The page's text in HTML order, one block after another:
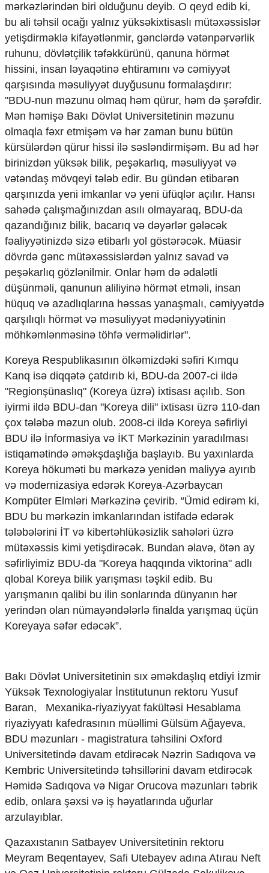
mərkəzlərindən biri olduğunu deyib. O qeyd edib ki,
bu ali təhsil ocağı yalnız yüksəkixtisaslı mütəxəssislər
yetişdirməklə kifayətlənmir, gənclərdə vətənpərvərlik
ruhunu, dövlətçilik təfəkkürünü, qanuna hörmət
hissini, insan ləyaqətinə ehtiramını və cəmiyyət
qarşısında məsuliyyət duyğusunu formalaşdırır:
"BDU-nun məzunu olmaq həm qürur, həm də şərəfdir.
Mən həmişə Bakı Dövlət Universitetinin məzunu
olmaqla fəxr etmişəm və hər zaman bunu bütün
kürsülərdən qürur hissi ilə səsləndirmişəm. Bu ad hər
birinizdən yüksək bilik, peşəkarlıq, məsuliyyət və
vətəndaş mövqeyi tələb edir. Bu gündən etibarən
qarşınızda yeni imkanlar və yeni üfüqlər açılır. Hansı
sahədə çalışmağınızdan asılı olmayaraq, BDU-da
qazandığınız bilik, bacarıq və dəyərlər gələcək
fəaliyyətinizdə sizə etibarlı yol göstərəcək. Müasir
dövrdə gənc mütəxəssislərdən yalnız savad və
peşəkarlıq gözlənilmir. Onlar həm də ədalətli
düşünməli, qanunun aliliyinə hörmət etməli, insan
hüquq və azadlıqlarına həssas yanaşmalı, cəmiyyətdə
qarşılıqlı hörmət və məsuliyyət mədəniyyətinin
möhkəmlənməsinə töhfə verməlidirlər".
Koreya Respublikasının ölkəmizdəki səfiri Kımqu
Kanq isə diqqətə çatdırıb ki, BDU-da 2007-ci ildə
"Regionşünaslıq" (Koreya üzrə) ixtisası açılıb. Son
iyirmi ildə BDU-dan "Koreya dili" ixtisası üzrə 110-dan
çox tələbə məzun olub. 2008-ci ildə Koreya səfirliyi
BDU ilə İnformasiya və İKT Mərkəzinin yaradılması
istiqamətində əməkşdaşlığa başlayıb. Bu yaxınlarda
Koreya hökuməti bu mərkəzə yenidən maliyyə ayırıb
və modernizasiya edərək Koreya-Azərbaycan
Kompüter Elmləri Mərkəzinə çevirib. “Ümid edirəm ki,
BDU bu mərkəzin imkanlarından istifadə edərək
tələbələrini İT və kibertəhlükəsizlik sahələri üzrə
mütəxəssis kimi yetişdirəcək. Bundan əlavə, ötən ay
səfirliyimiz BDU-da "Koreya haqqında viktorina" adlı
qlobal Koreya bilik yarışması təşkil edib. Bu
yarışmanın qalibi bu ilin sonlarında dünyanın hər
yerindən olan nümayəndələrlə finalda yarışmaq üçün
Koreyaya səfər edəcək”.
Bakı Dövlət Universitetinin sıx əməkdaşlıq etdiyi İzmir
Yüksək Texnologiyalar İnstitutunun rektoru Yusuf
Baran, Mexanika-riyaziyyat fakültəsi Hesablama
riyaziyyatı kafedrasının müəllimi Gülsüm Ağayeva,
BDU məzunları - magistratura təhsilini Oxford
Universitetində davam etdirəcək Nəzrin Sadıqova və
Kembric Universitetində təhsillərini davam etdirəcək
Həmidə Sadıqova və Nigar Orucova məzunları təbrik
edib, onlara şəxsi və iş həyatlarında uğurlar
arzulayıblar.
Qazaxıstanın Satbayev Universitetinin rektoru
Meyram Beqentayev, Safi Utebayev adına Atırau Neft